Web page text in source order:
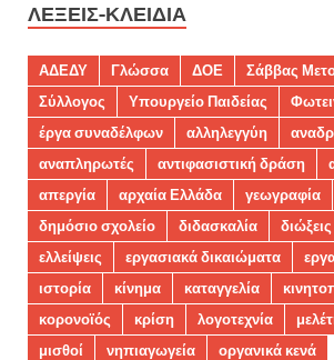
ΛΈΞΕΙΣ-ΚΛΕΙΔΙΆ
ΑΔΕΔΥ Γλώσσα ΔΟΕ
Σάββας
Σύλλογος
Υπουργείο Παιδείας
έργα συναδέλφων
αλληλεγγύη
αναπληρωτές
αντιφασιστική δράση
απεργία
αρχαία Ελλάδα γεωγραφία
δημόσιο σχολείο
διδασκαλία διώξεις
ελλείψεις
εργασιακά δικαιώματα
ιστορία
κίνημα καταγγελία
κορονοϊός
κρίση λογοτεχνία
μισθοί
νηπιαγωγεία
οργανικά κενά